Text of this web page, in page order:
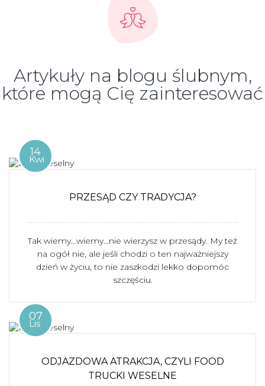
Artykuły na blogu ślubnym,
które mogą Cię zainteresować
14
Kwi
PRZESĄD CZY TRADYCJA?
Tak wiemy…wiemy…nie wierzysz w przesądy. My też
na ogół nie, ale jeśli chodzi o ten najważniejszy
dzień w życiu, to nie zaszkodzi lekko dopomóc
szczęściu.
07
Lis
ODJAZDOWA ATRAKCJA, CZYLI FOOD
TRUCKI WESELNE